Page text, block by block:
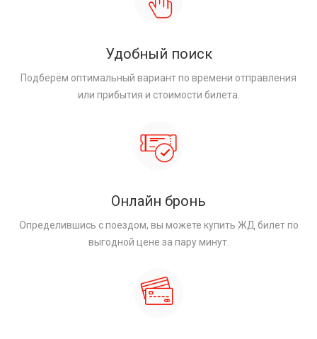
Удобный поиск
Подберём оптимальный вариант по времени отправления
или прибытия и стоимости билета.
Онлайн бронь
Определившись с поездом, вы можете купить ЖД билет по
выгодной цене за пару минут.